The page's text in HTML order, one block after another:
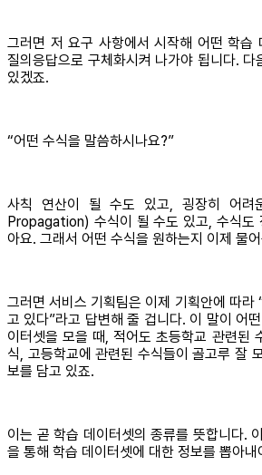
그러면 저 요구 사항에서 시작해 어떤 학습
질의응답으로 구체화시켜 나가야 됩니다. 다
있겠죠.
“어떤 수식을 말씀하시나요?”
사칙 연산이 될 수도 있고, 굉장히 어려
Propagation) 수식이 될 수도 있고, 수식도
아요. 그래서 어떤 수식을 원하는지 이제 물
그러면 서비스 기획팀은 이제 기획안에 따라
고 있다”라고 답변해 줄 겁니다. 이 말이 어
이터셋을 모을 때, 적어도 초등학교 관련된
식, 고등학교에 관련된 수식들이 골고루 잘
보를 담고 있죠.
이는 곧 학습 데이터셋의 종류를 뜻합니다.
을 통해 학습 데이터셋에 대한 정보를 뽑아내